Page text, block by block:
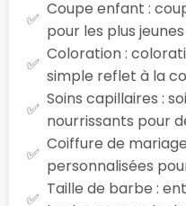
Coupe enfant :
pour les plus jeunes
Coloration :
simple reflet à la
Soins capillaires :
nourrissants pour
Coiffure de
personnalisées
Taille de barbe :